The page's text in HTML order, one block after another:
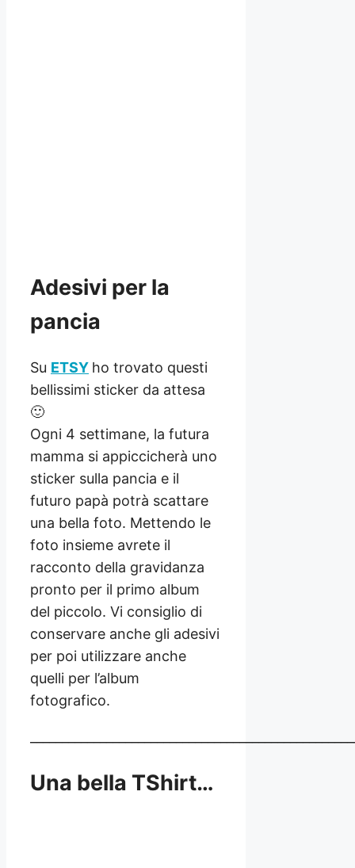
Adesivi per la
pancia
Su ETSY ho trovato questi
bellissimi sticker da attesa
🙂
Ogni 4 settimane, la futura
mamma si appiccicherà uno
sticker sulla pancia e il
futuro papà potrà scattare
una bella foto. Mettendo le
foto insieme avrete il
racconto della gravidanza
pronto per il primo album
del piccolo. Vi consiglio di
conservare anche gli adesivi
per poi utilizzare anche
quelli per l’album
fotografico.
Una bella TShirt…